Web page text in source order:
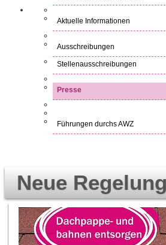
Aktuelle Informationen
Ausschreibungen
Stellenausschreibungen
Presse
Führungen durchs AWZ
Neue